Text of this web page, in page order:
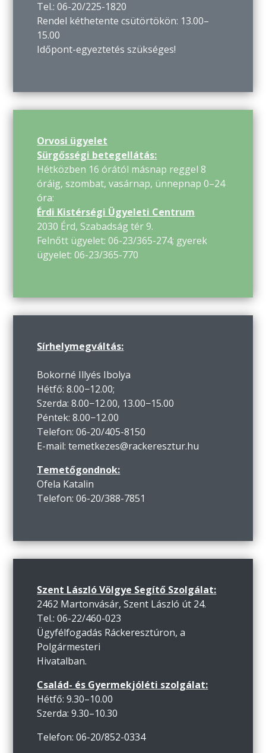
Tel.: 06-20/225-1820
Rendel kéthetente csütörtökön: 13.00–
15.00
Időpont-egyeztetés szükséges!
Orvosi ügyelet
Sürgősségi betegellátás:
Hétközben 16 órától másnap reggel 8
óráig, szombat, vasárnap, ünnepnap 0–24
óra:
Érdi Kistérségi Ügyeleti Centrum
2030 Érd, Szabadság tér 9.
Felnőtt ügyelet: 06-23/365-274; gyerek
ügyelet: 06-23/365-770
Sírhelymegváltás:
Bokorné Illyés Ibolya
Hétfő: 8.00−12.00;
Szerda: 8.00−12.00, 13.00−15.00
Péntek: 8.00−12.00
Telefon: 06-20/405-8150
E-mail: temetkezes@rackeresztur.hu
Temetőgondnok:
Ofela Katalin
Telefon: 06-20/388-7851
Szent László Völgye Segítő Szolgálat:
2462 Martonvásár, Szent László út 24.
Tel.: 06-22/460-023
Ügyfélfogadás Ráckeresztúron, a
Polgármesteri
Hivatalban.
Család- és Gyermekjóléti szolgálat:
Hétfő: 9.30–10.00
Szerda: 9.30–10.30
Telefon: 06-20/852-0334